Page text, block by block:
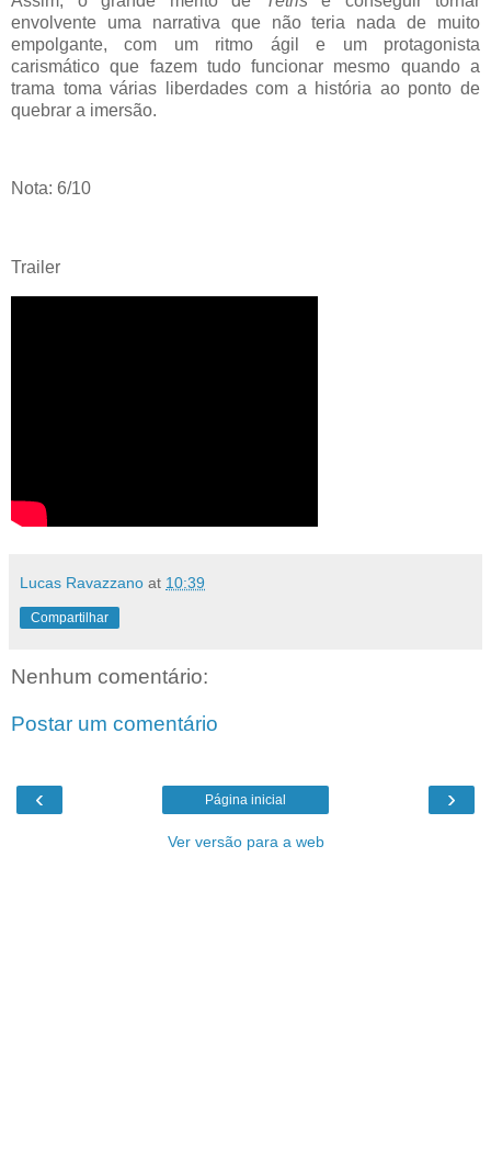
envolvente uma narrativa que não teria nada de muito
empolgante, com um ritmo ágil e um protagonista
carismático que fazem tudo funcionar mesmo quando a
trama toma várias liberdades com a história ao ponto de
quebrar a imersão.
Nota: 6/10
Trailer
Lucas Ravazzano at 10:39
Compartilhar
Nenhum comentário:
Postar um comentário
‹ ›
Página inicial
Ver versão para a web